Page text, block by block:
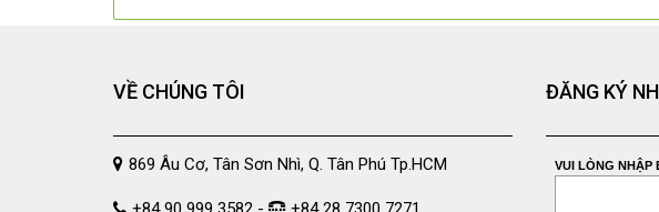
VỀ CHÚNG TÔI
869 Âu Cơ, Tân Sơn Nhì, Q. Tân Phú Tp.HCM
ĐĂNG KÝ
VUI LÒNG NHẬP